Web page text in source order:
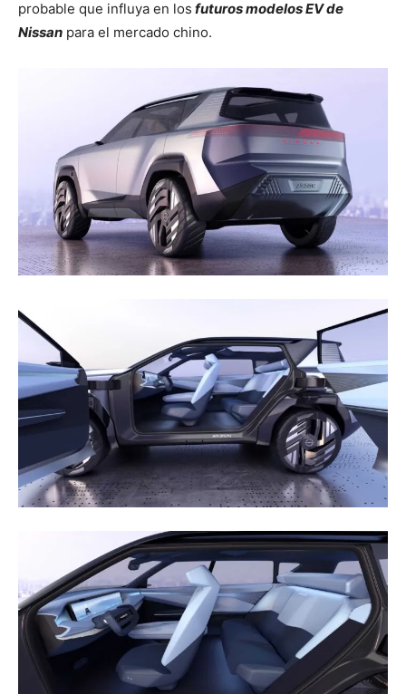
probable que influya en los futuros modelos EV de
Nissan para el mercado chino.